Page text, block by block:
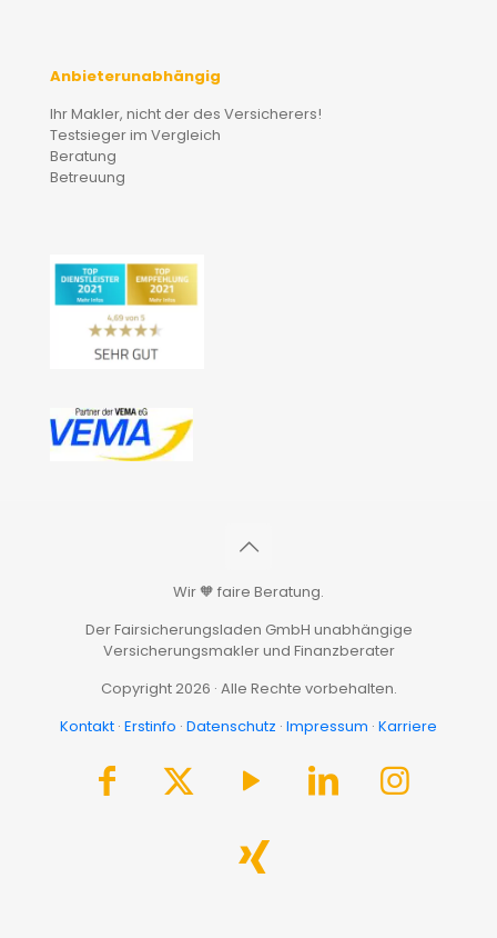
Anbieterunabhängig
Ihr Makler, nicht der des Versicherers!
Testsieger im Vergleich
Beratung
Betreuung
Wir 🧡 faire Beratung.
Der Fairsicherungsladen GmbH unabhängige
Versicherungsmakler und Finanzberater
Copyright 2026 · Alle Rechte vorbehalten.
Kontakt · Erstinfo · Datenschutz · Impressum · Karriere